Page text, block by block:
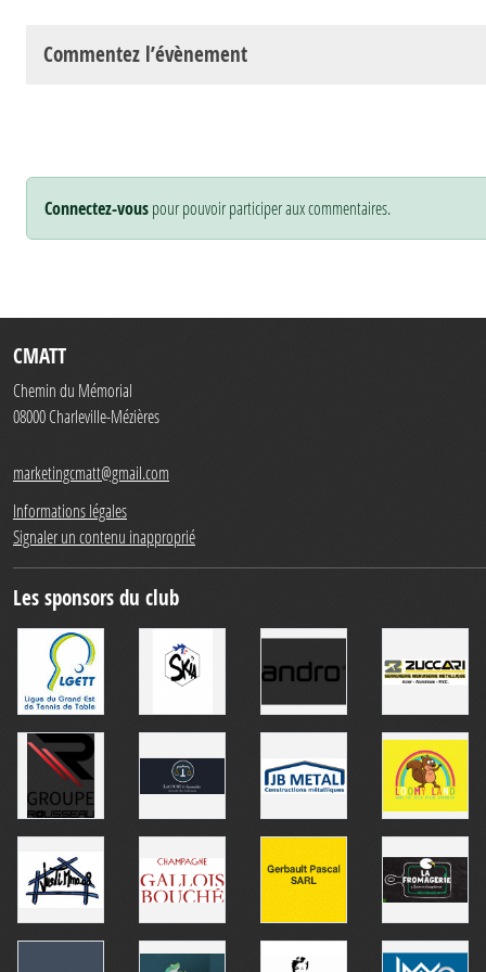
Commentez l’évènement
Connectez-vouspour pouvoir participer aux commentaires.
CMATT
Chemin du Mémorial
08000Charleville-Mézières
marketingcmatt@gmail.com
Informations légales
Signaler un contenu inapproprié
Les sponsors du club